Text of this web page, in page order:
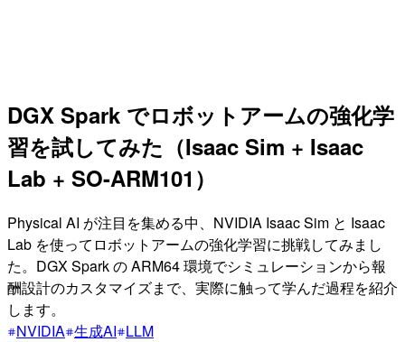
DGX Spark でロボットアームの強化学
習を試してみた（Isaac Sim + Isaac
Lab + SO-ARM101）
Physical AI が注目を集める中、NVIDIA Isaac Sim と Isaac
Lab を使ってロボットアームの強化学習に挑戦してみまし
た。DGX Spark の ARM64 環境でシミュレーションから報
酬設計のカスタマイズまで、実際に触って学んだ過程を紹介
します。
NVIDIA 生成AI LLM